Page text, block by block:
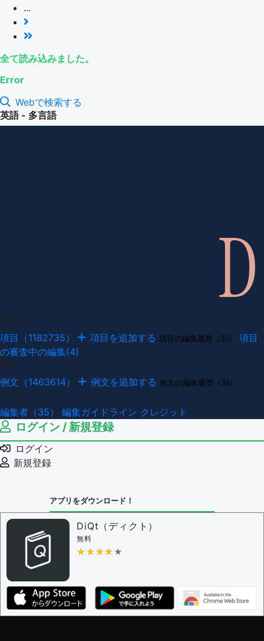
...
全て読み込みました。
Error
Webで検索する
英語 - 多言語
項目（1182735） 項目を追加する 項目の編集履歴（35）
項目
の審査中の編集(4)
例文（1463614） 例文を追加する 例文の編集履歴（39）
編集者（35） 編集ガイドライン クレジット
ログイン / 新規登録
ログイン
新規登録
アプリをダウンロード！
DiQt（ディクト）
無料
★★★★★
★★★★★